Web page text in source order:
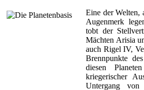
Eine der Welten,
Augenmerk
tobt der
Mächten Arisia
auch Rigel IV,
Brennpunkte
diesen
kriegerischer
Untergang